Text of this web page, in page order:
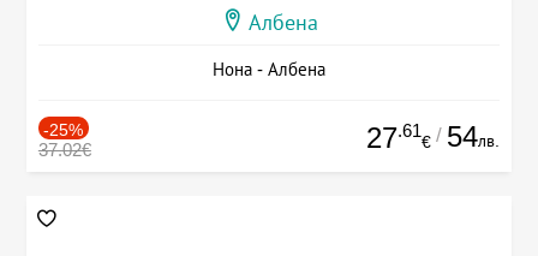
Албена
Нона - Албена
-25%
37.02€ 27.61
€ / 54лв.